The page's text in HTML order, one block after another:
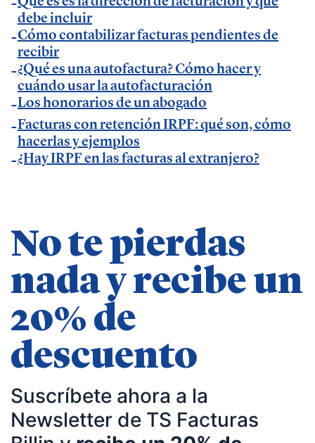
Temáticas de especialización
negocios | startups | contabilidad| fiscalidad |
empresas| asesorías| autonomos | emprendedores
| pequeños negocios | economía | ADE | pymes |
desarrollo de negocio
debe incluir
Cómo contabilizar facturas pendientes de
recibir
¿Qué es una autofactura? Cómo hacer y
cuándo usar la autofacturación
Los honorarios de un abogado
Facturas con retención IRPF: qué son, cómo
hacerlas y ejemplos
¿Hay IRPF en las facturas al extranjero?
No te pierdas
nada y recibe un
20% de
descuento
Suscríbete ahora a la
Newsletter de TS Facturas